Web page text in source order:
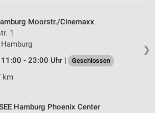
❯
Moorstr./Cinemaxx
1
- 23:00 Uhr |
Geschlossen
km
Hamburg Phoenix Center